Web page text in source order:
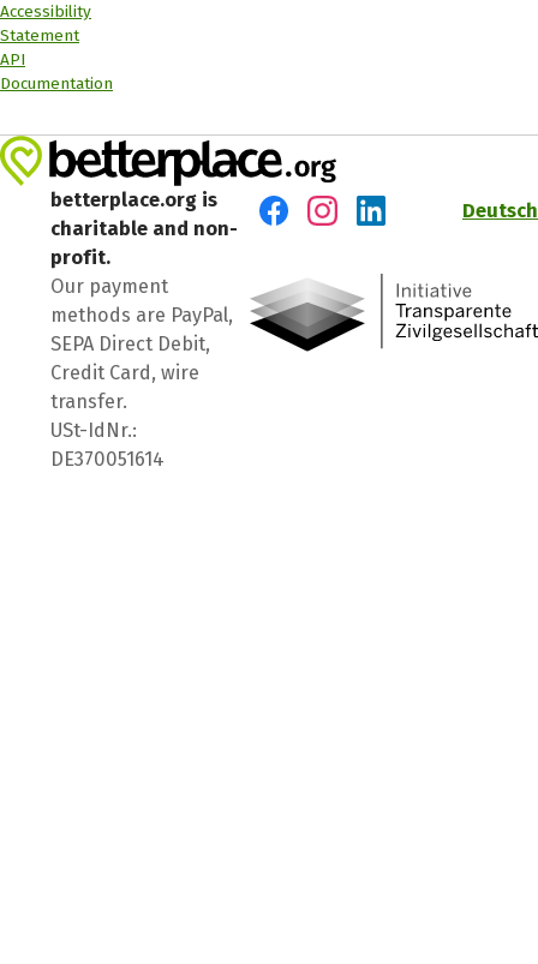
Accessibility
Statement
API
Documentation
betterplace.org is
charitable and non-
profit.
Our payment
methods are PayPal,
SEPA Direct Debit,
Credit Card, wire
transfer.
USt-IdNr.:
DE370051614
Deutsch